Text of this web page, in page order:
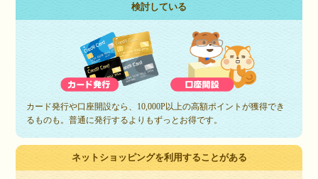
検討している
カード発行や口座開設なら、10,000P以上の高額ポイントが獲得でき
るものも。普通に発行するよりもずっとお得です。
ネットショッピングを利用することがある